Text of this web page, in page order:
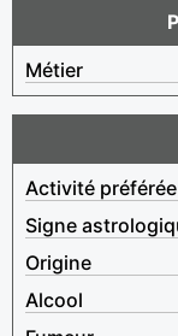
Métier
Activité préférée
Signe
Origine
Alcool